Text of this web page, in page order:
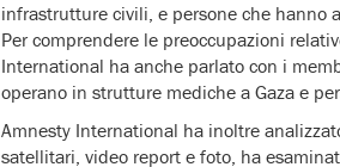
infrastrutture civili, e persone che hanno
Per comprendere le preoccupazioni
International ha anche parlato con i
operano in strutture mediche a Gaza e
Amnesty International ha inoltre
satellitari, video report e foto, ha